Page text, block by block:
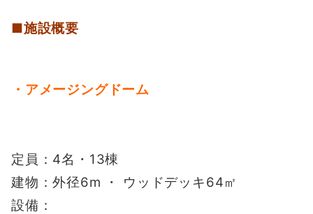
■施設概要
・アメージングドーム
定員：4名・13棟
建物：外径6m ・ ウッドデッキ64㎡
設備：